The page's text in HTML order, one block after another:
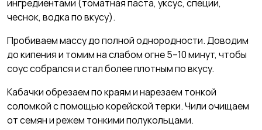
ингредиентами (томатная паста, уксус, специи,
чеснок, водка по вкусу).
Пробиваем массу до полной однородности. Доводим
до кипения и томим на слабом огне 5–10 минут, чтобы
соус собрался и стал более плотным по вкусу.
Кабачки обрезаем по краям и нарезаем тонкой
соломкой с помощью корейской терки. Чили очищаем
от семян и режем тонкими полукольцами.